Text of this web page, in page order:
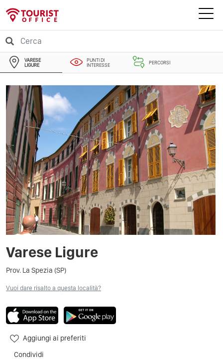
VARESE
LIGURE
PUNTI DI
INTERESSE
PERCORSI
Varese Ligure
Prov. La Spezia (SP)
Vuoi dare risalto a questa località?
Aggiungi ai preferiti
Condividi